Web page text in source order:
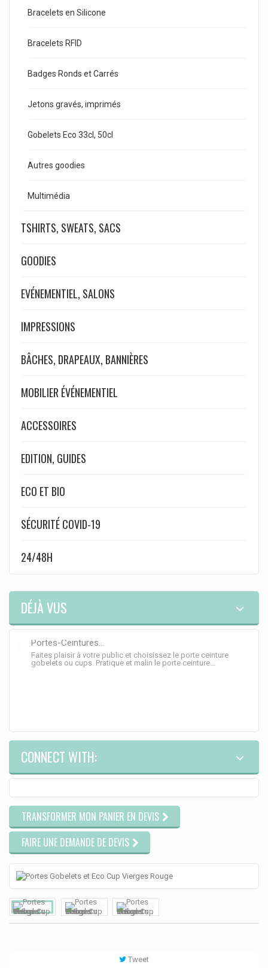
Bracelets en Silicone
Bracelets RFID
Badges Ronds et Carrés
Jetons gravés, imprimés
Gobelets Eco 33cl, 50cl
Autres goodies
Multimédia
TSHIRTS, SWEATS, SACS
GOODIES
EVÉNEMENTIEL, SALONS
IMPRESSIONS
BÂCHES, DRAPEAUX, BANNIÈRES
MOBILIER ÉVÉNEMENTIEL
ACCESSOIRES
EDITION, GUIDES
ECO ET BIO
SÉCURITÉ COVID-19
24/48H
DÉJÀ VUS
Portes-Ceintures...
Faites plaisir à votre public et choisissez le porte ceinture
gobelets ou cups. Pratique et malin le porte ceinture...
CONNECT WITH:
TRANSFORMER MON PANIER EN DEVIS
FAIRE UNE DEMANDE DE DEVIS
Tweet